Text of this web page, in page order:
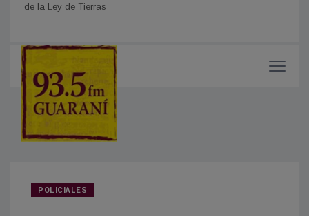
de la Ley de Tierras
POLICIALES